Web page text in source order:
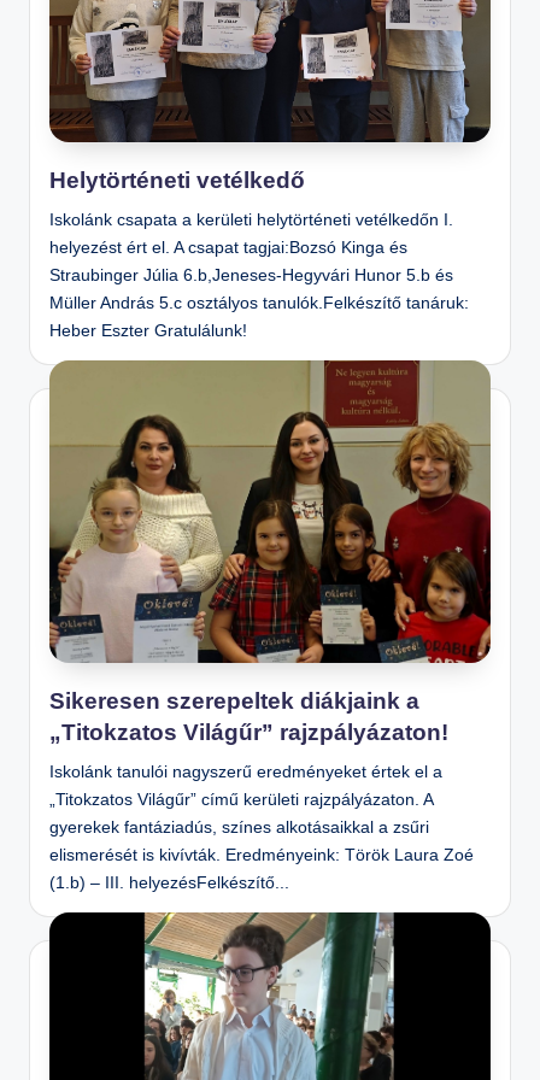
n
s
Is
ol
a
Helytörténeti vetélkedő
Iskolánk csapata a kerületi helytörténeti vetélkedőn I.
helyezést ért el. A csapat tagjai:Bozsó Kinga és
Straubinger Júlia 6.b,Jeneses-Hegyvári Hunor 5.b és
Müller András 5.c osztályos tanulók.Felkészítő tanáruk:
Heber Eszter Gratulálunk!
Sikeresen szerepeltek diákjaink a
„Titokzatos Világűr” rajzpályázaton!
Iskolánk tanulói nagyszerű eredményeket értek el a
„Titokzatos Világűr” című kerületi rajzpályázaton. A
gyerekek fantáziadús, színes alkotásaikkal a zsűri
elismerését is kivívták. Eredményeink: Török Laura Zoé
(1.b) – III. helyezésFelkészítő...